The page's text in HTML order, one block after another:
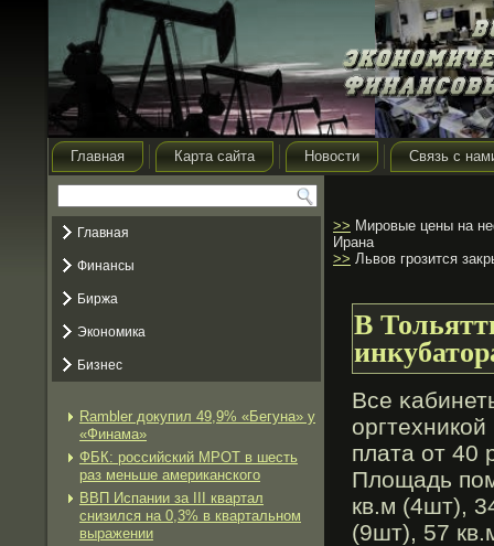
Главная Карта сайта Новости Связь с
Главная
Финансы
Биржа
Экономика
Бизнес
Rambler докупил 49,9% «Бегуна» у
«Финама»
ФБК: российский МРОТ в шесть
раз меньше американского
ВВП Испании за III квартал
снизился на 0,3% в квартальном
выражении
>> Мировые цены на
Ирана
>> Львов грозится
В
Все
плата от 40
Площадь
кв.м (4шт),
(9шт), 57